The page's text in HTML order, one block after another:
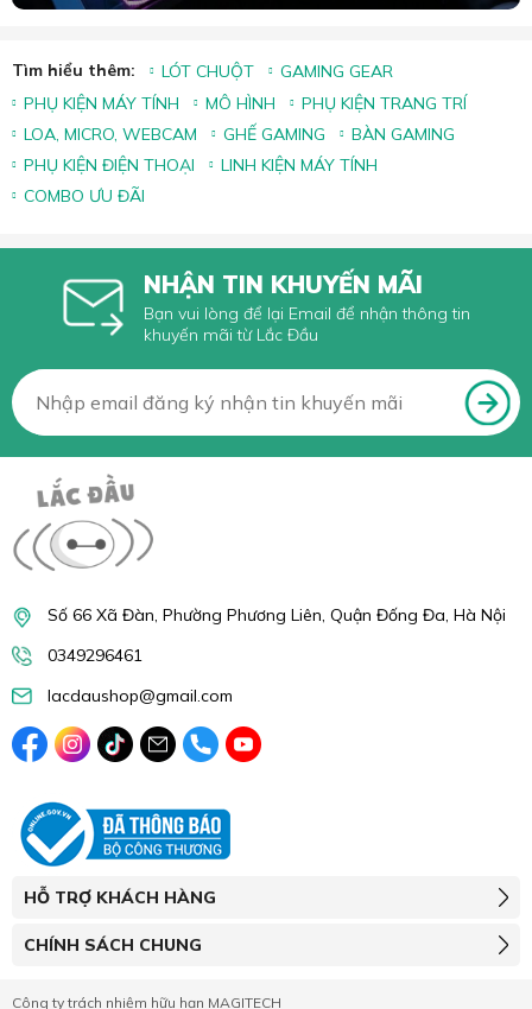
Tìm hiểu thêm: LÓT CHUỘT
GAMING GEAR
PHỤ KIỆN MÁY TÍNH
MÔ HÌNH
PHỤ KIỆN TRANG TRÍ
LOA, MICRO, WEBCAM
GHẾ GAMING
BÀN GAMING
PHỤ KIỆN ĐIỆN THOẠI
LINH KIỆN MÁY TÍNH
COMBO ƯU ĐÃI
NHẬN TIN KHUYẾN MÃI
Bạn vui lòng để lại Email để nhận thông tin
khuyến mãi từ Lắc Đầu
Số 66 Xã Đàn, Phường Phương Liên, Quận Đống Đa, Hà Nội
0349296461
lacdaushop@gmail.com
HỖ TRỢ KHÁCH HÀNG
CHÍNH SÁCH CHUNG
Công ty trách nhiệm hữu hạn MAGITECH